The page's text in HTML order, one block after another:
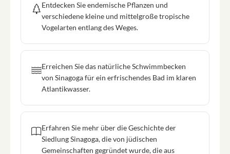
Entdecken Sie endemische Pflanzen und
verschiedene kleine und mittelgroße tropische
Vogelarten entlang des Weges.
Erreichen Sie das natürliche Schwimmbecken
von Sinagoga für ein erfrischendes Bad im klaren
Atlantikwasser.
Erfahren Sie mehr über die Geschichte der
Siedlung Sinagoga, die von jüdischen
Gemeinschaften gegründet wurde, die aus